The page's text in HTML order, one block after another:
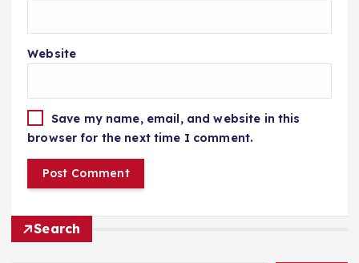
Website
Save my name, email, and website in this
browser for the next time I comment.
Search